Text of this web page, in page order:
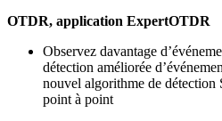
OTDR, application ExpertOTDR
Observez davantage
détection améliorée
nouvel algorithme de
point à point